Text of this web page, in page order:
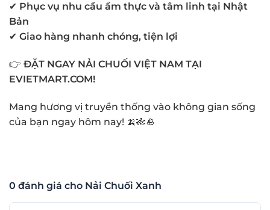
✔ Phục vụ nhu cầu ẩm thực và tâm linh tại Nhật
Bản
✔ Giao hàng nhanh chóng, tiện lợi
👉 ĐẶT NGAY NẢI CHUỐI VIỆT NAM TẠI
EVIETMART.COM!
Mang hương vị truyền thống vào không gian sống
của bạn ngay hôm nay! 🍌🎋🎍
0 đánh giá cho Nải Chuối Xanh